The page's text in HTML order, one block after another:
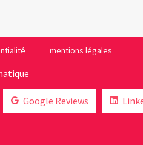
mentions légales
Google Reviews